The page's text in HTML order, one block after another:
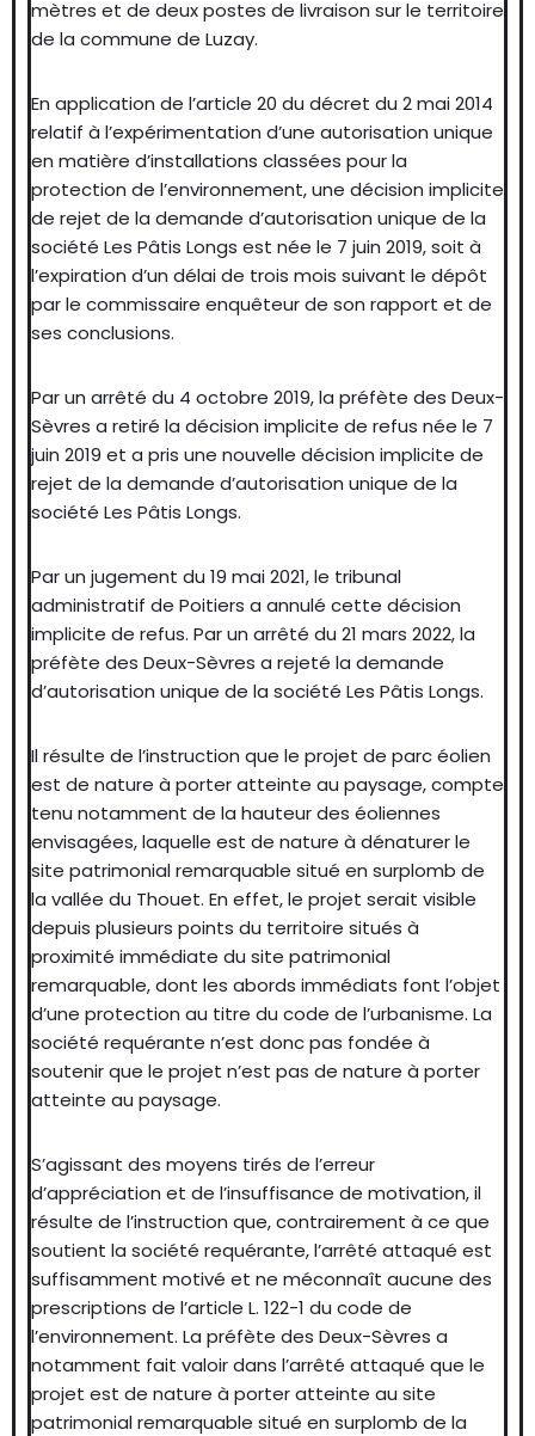
mètres et de deux postes de livraison sur le territoire
de la commune de Luzay.
En application de l’article 20 du décret du 2 mai 2014
relatif à l’expérimentation d’une autorisation unique
en matière d’installations classées pour la
protection de l’environnement, une décision implicite
de rejet de la demande d’autorisation unique de la
société Les Pâtis Longs est née le 7 juin 2019, soit à
l’expiration d’un délai de trois mois suivant le dépôt
par le commissaire enquêteur de son rapport et de
ses conclusions.
Par un arrêté du 4 octobre 2019, la préfète des Deux-
Sèvres a retiré la décision implicite de refus née le 7
juin 2019 et a pris une nouvelle décision implicite de
rejet de la demande d’autorisation unique de la
société Les Pâtis Longs.
Par un jugement du 19 mai 2021, le tribunal
administratif de Poitiers a annulé cette décision
implicite de refus. Par un arrêté du 21 mars 2022, la
préfète des Deux-Sèvres a rejeté la demande
d’autorisation unique de la société Les Pâtis Longs.
Il résulte de l’instruction que le projet de parc éolien
est de nature à porter atteinte au paysage, compte
tenu notamment de la hauteur des éoliennes
envisagées, laquelle est de nature à dénaturer le
site patrimonial remarquable situé en surplomb de
la vallée du Thouet. En effet, le projet serait visible
depuis plusieurs points du territoire situés à
proximité immédiate du site patrimonial
remarquable, dont les abords immédiats font l’objet
d’une protection au titre du code de l’urbanisme. La
société requérante n’est donc pas fondée à
soutenir que le projet n’est pas de nature à porter
atteinte au paysage.
S’agissant des moyens tirés de l’erreur
d’appréciation et de l’insuffisance de motivation, il
résulte de l’instruction que, contrairement à ce que
soutient la société requérante, l’arrêté attaqué est
suffisamment motivé et ne méconnaît aucune des
prescriptions de l’article L. 122-1 du code de
l’environnement. La préfète des Deux-Sèvres a
notamment fait valoir dans l’arrêté attaqué que le
projet est de nature à porter atteinte au site
patrimonial remarquable situé en surplomb de la